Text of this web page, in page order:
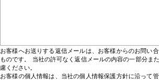
お客様へお送りする返信メールは、お客様からのお問い
ものです。 当社の許可なく返信メールの内容の一部分ま
慮ください。
お客様の個人情報は、当社の個人情報保護方針に沿って